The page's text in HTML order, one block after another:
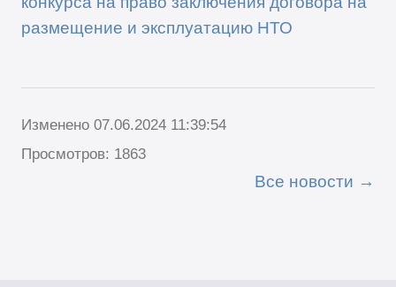
размещение и эксплуатацию НТО
Изменено 07.06.2024 11:39:54
Просмотров: 1863
Все новости